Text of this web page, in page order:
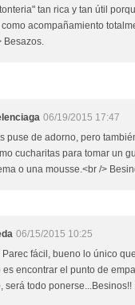
tan rica y tan útil
acompañamiento
Besazos.
06/19/2015 17:47
puse de adorno, pero
cucharitas para tomar un
o una mousse.<br />
06/15/2015 10:25
Parec fácil, bueno lo único
es encontrar el punto de
será todo ponerse...Besinos!!